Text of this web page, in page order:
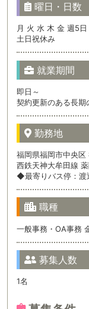
曜日・日数
月 火 水 木 金 週5日
土日祝休み
就業期間
即日～
契約更新のある長期
勤務地
福岡県福岡市中央
西鉄天神大牟田線
◆最寄りバス停：渡
職種
一般事務・OA事務
募集人数
1名